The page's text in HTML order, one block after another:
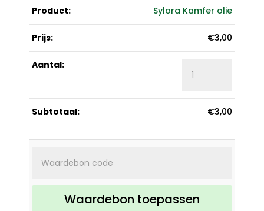
Sylora Kamfer olie
€3,00
Kamfer
aantal
€3,00
Waardebon toepassen